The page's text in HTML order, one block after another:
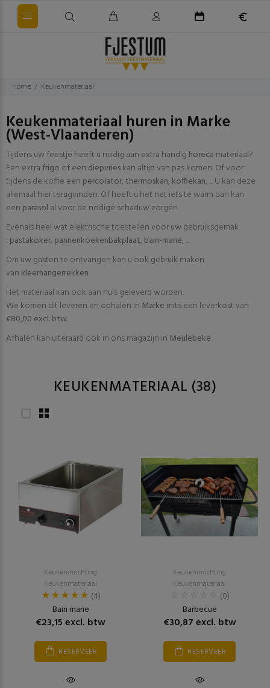
Home Keukenmateriaal
Keukenmateriaal huren in Marke
(West-Vlaanderen)
Tijdens uw feestje heeft u nodig aan extra handig horeca materiaal?
Een extrafrigo of een diepvrieskan altijd van pas komen. Of voor
tijdens de koffie een percolator, thermoskan, koffiekan, ... U kan deze
allemaal hier terugvinden. Of heeft u het net iets te warm dan kan
een parasol al voor de nodige schaduw zorgen.
Evenals heel wat elektrische toestellen voor uw gebruiksgemak
: pastakoker, pannenkoekenbakplaat, bain-marie, ...
Om uw gasten te ontvangen kan u ook gebruik maken
van kleerhangerrekken.
Het materiaal kan ook aan huis geleverd worden.
We komen dit leveren en ophalen In Marke mits een leverkost van
€80,00 excl. btw.
Afhalen kan uiteraard ook in ons magazijn in Meulebeke
KEUKENMATERIAAL (38)
Keukeninrichting
Keukenmateriaal
(4)
Bain marie
€23,15 excl. btw
RESERVEER
Keukeninrichting
Keukenmateriaal
(0)
Barbecue
€30,87 excl. btw
RESERVEER